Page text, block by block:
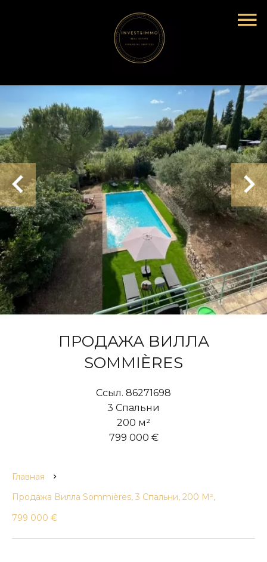
ПРОДАЖА ВИЛЛА
SOMMIÈRES
Ссыл. 86271698
3 Спальни
200 м²
799 000 €
Главная
Продажа Вилла Sommières, 3 Спальни, 200 М²,
799 000 €